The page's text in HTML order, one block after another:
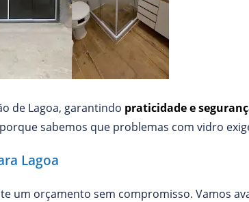
de Lagoa, garantindo praticidade e
sabemos que problemas com vidro
Lagoa
um orçamento sem compromisso. Vamos